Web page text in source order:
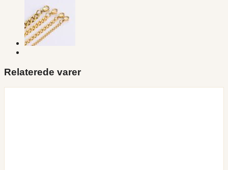
forgyldt
antal
Relaterede varer